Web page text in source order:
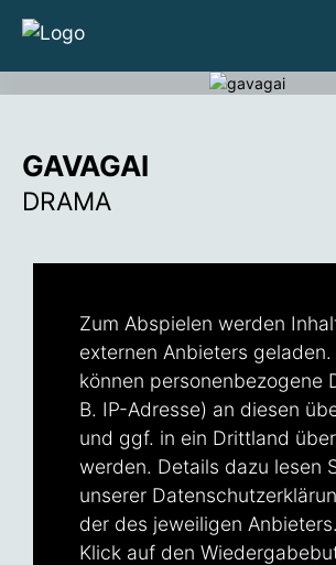
GAVAGAI
DRAMA
Zum Abspielen werden
externen Anbieters geladen.
können personenbezogene
B. IP-Adresse) an diesen
und ggf. in ein Drittland
werden. Details dazu lesen
unserer
der des jeweiligen
Klick auf den